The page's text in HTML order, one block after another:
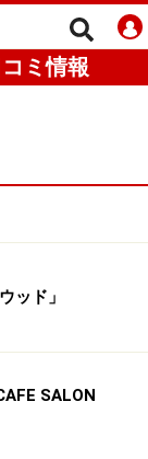
ミ情報
ッド」
SALON